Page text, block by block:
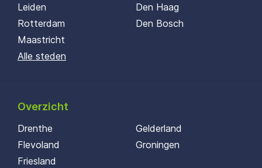
Leiden
Rotterdam
Maastricht
Den Haag
Den Bosch
Alle steden
Overzicht
Drenthe
Flevoland
Friesland
Gelderland
Groningen